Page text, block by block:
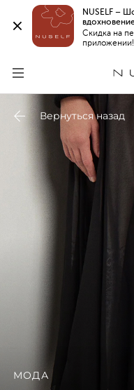
NUSELF –
Скидка на
приложении!
Вернуться назад
МОДА